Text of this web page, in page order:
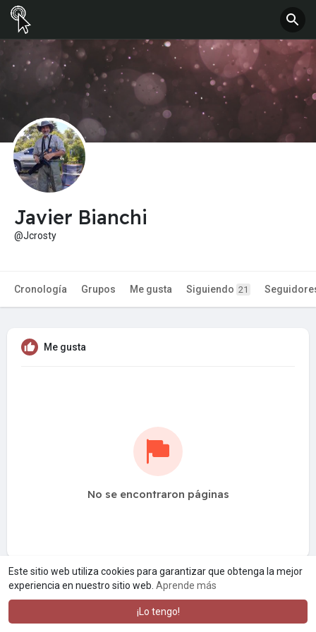
Este sitio web utiliza cookies para garantizar que obtenga la mejor
experiencia en nuestro sitio web. Aprende más
¡Lo tengo!
Javier Bianchi
@Jcrosty
Cronología Grupos Me gusta Siguiendo 21
Me gusta
No se encontraron páginas